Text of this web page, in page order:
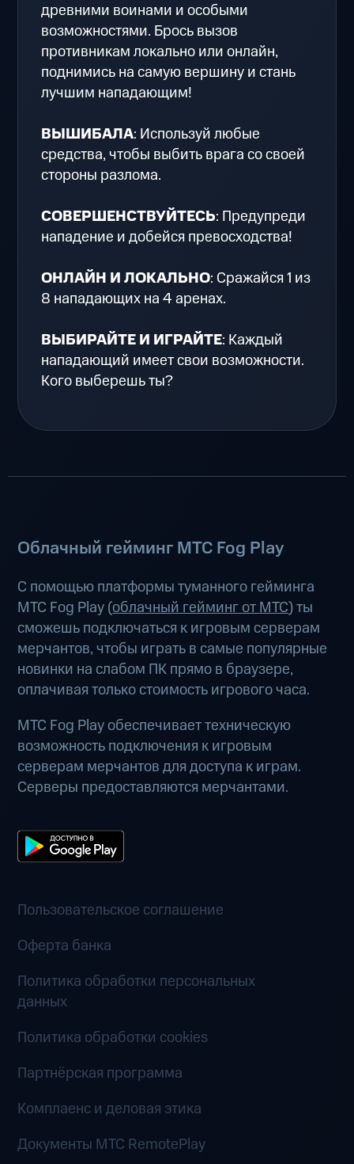
древними воинами и особыми
возможностями. Брось вызов
противникам локально или онлайн,
поднимись на самую вершину и стань
лучшим нападающим!
ВЫШИБАЛА: Используй любые
средства, чтобы выбить врага со своей
стороны разлома.
СОВЕРШЕНСТВУЙТЕСЬ: Предупреди
нападение и добейся превосходства!
ОНЛАЙН И ЛОКАЛЬНО: Сражайся 1 из
8 нападающих на 4 аренах.
ВЫБИРАЙТЕ И ИГРАЙТЕ: Каждый
нападающий имеет свои возможности.
Кого выберешь ты?
Облачный гейминг МТС Fog Play
С помощью платформы туманного гейминга
МТС Fog Play (облачный гейминг от МТС) ты
сможешь подключаться к игровым серверам
мерчантов, чтобы играть в самые популярные
новинки на слабом ПК прямо в браузере,
оплачивая только стоимость игрового часа.
МТС Fog Play обеспечивает техническую
возможность подключения к игровым
серверам мерчантов для доступа к играм.
Серверы предоставляются мерчантами.
Пользовательское соглашение
Оферта банка
Политика обработки персональных
данных
Политика обработки cookies
Партнёрская программа
Комплаенс и деловая этика
Документы MTC RemotePlay